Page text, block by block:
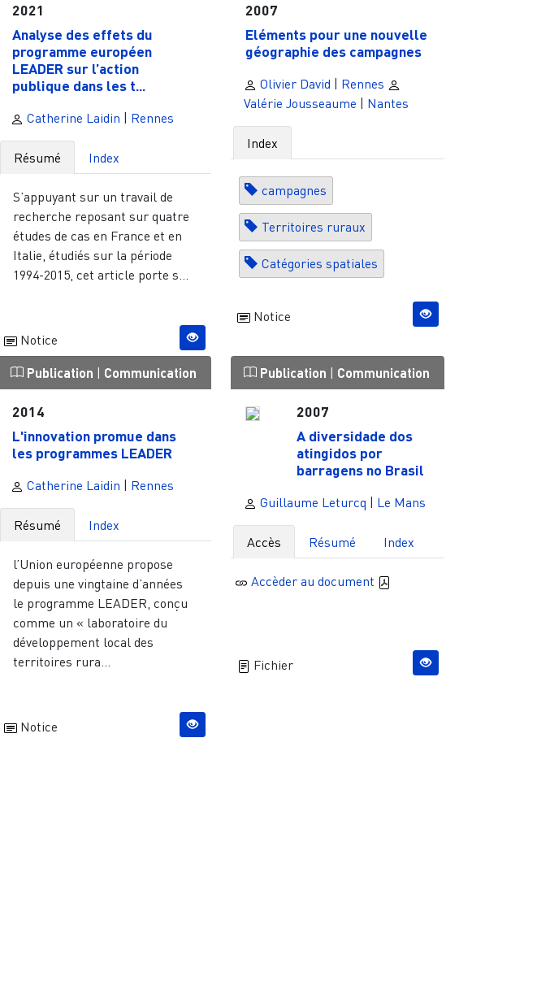
2021
Analyse des effets du
programme européen
LEADER sur l’action
publique dans les t...
Catherine Laidin | Rennes
Résumé Index
S’appuyant sur un travail de
recherche reposant sur quatre
études de cas en France et en
Italie, étudiés sur la période
1994-2015, cet article porte s...
Notice
2007
Eléments pour une nouvelle
géographie des campagnes
Olivier David | Rennes
Valérie Jousseaume | Nantes
Index
campagnes
Territoires ruraux
Catégories spatiales
Notice
Publication | Communication
2014
L'innovation promue dans
les programmes LEADER
Catherine Laidin | Rennes
Résumé Index
l’Union européenne propose
depuis une vingtaine d’années
le programme LEADER, conçu
comme un « laboratoire du
développement local des
territoires rura...
Notice
Publication | Communication
2007
A diversidade dos
atingidos por
barragens no Brasil
Guillaume Leturcq | Le Mans
Accès Résumé Index
Accèder au document
Fichier